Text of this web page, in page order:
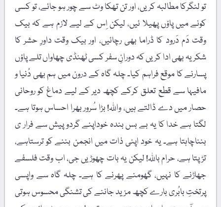
تو لنگرکا مطالبہ کریں، اور تن تھکا وٹ سے چور ہو جائے، تو کسی
کونے میں پاؤں پھیلا ئیں، لیکن اِس کے لیے لازم ہے کہ بیک
وقت دَم دَرود کا ڈراما بھی رچائیں، اور بیک وقت داورِ حشر کا
شکریہ بھی ادا کریں کہ دورانِ سفر کسی ٹھنڈی چھاواں تلے پاؤں
پسارنے کا موقع فراہم کیا۔ چلہ گاہ کے درون میں ہم بھی دُنیا و
مافیہا سے قطع تعلق کرکے کچھ دیر کے لیے دماغ کو روحانی
حصار میں دے ڈالتے ہیں، واللہ! بڑا سُرور بھرا احساس ہوتا ہے۔
لگتا ہے خدا کا یہ بے بس بندہ خوداپنے گردو پیش سے فرار ی
بنناچاہتا ہے۔ یہ خود اپنی ذات میں انجمن بننے کو ترستاہے،
تڑپتا ہے، حرام باللہ! لیکن یہ بات چھوڑیں جی، اب وقت فلسفے
جھاڑنے کا نہیں، گھومنے پھرنے کا ہے۔ چلہ گاہ سے واپسی
پرتختِ بابُری بارے کچھ مزید جاننے کی تشنگی محسوس ہوتی